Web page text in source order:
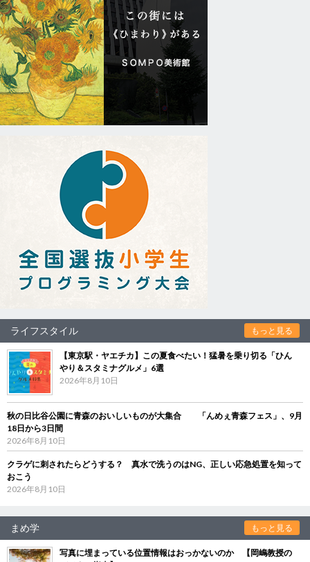
ライフスタイル もっと見る
【東京駅・ヤエチカ】この夏食べたい！猛暑を乗り切る「ひん
やり＆スタミナグルメ」6選
2026年8月10日
秋の日比谷公園に青森のおいしいものが大集合 「んめぇ青森フェス」、9月
18日から3日間
2026年8月10日
クラゲに刺されたらどうする？ 真水で洗うのはNG、正しい応急処置を知って
おこう
2026年8月10日
まめ学 もっと見る
写真に埋まっている位置情報はおっかないのか 【岡嶋教授の